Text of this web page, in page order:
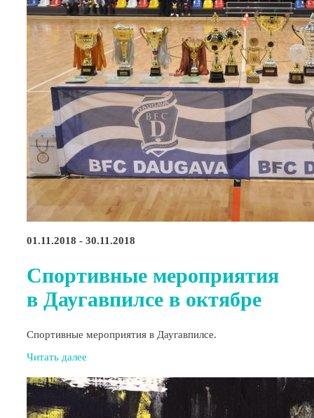
01.11.2018 - 30.11.2018
Спортивные мероприятия
в Даугавпилсе в октябре
Спортивные мероприятия в Даугавпилсе.
Читать далее